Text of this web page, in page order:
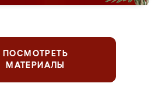
ПОСМОТРЕТЬ
МАТЕРИАЛЫ